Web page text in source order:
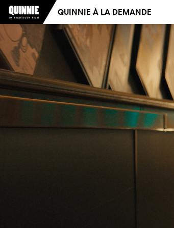
QUINNIE À LA DEMANDE